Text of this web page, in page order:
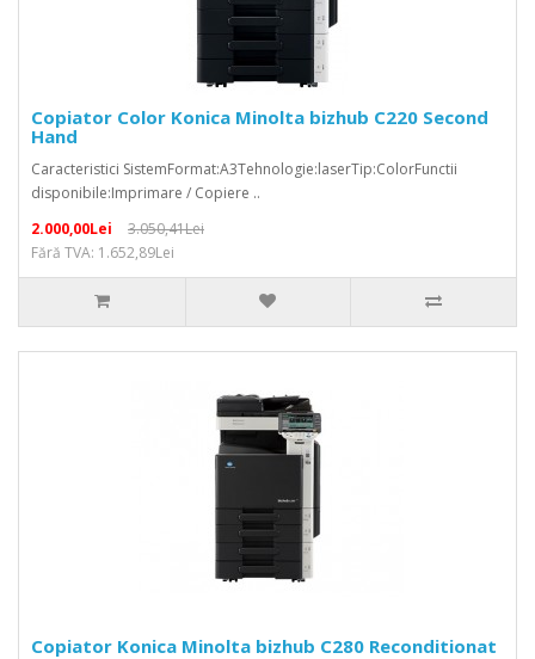
Copiator Color Konica Minolta bizhub C220 Second
Hand
Caracteristici SistemFormat:A3Tehnologie:laserTip:ColorFunctii
disponibile:Imprimare / Copiere ..
2.000,00Lei
3.050,41Lei
Fără TVA: 1.652,89Lei
Copiator Konica Minolta bizhub C280 Reconditionat